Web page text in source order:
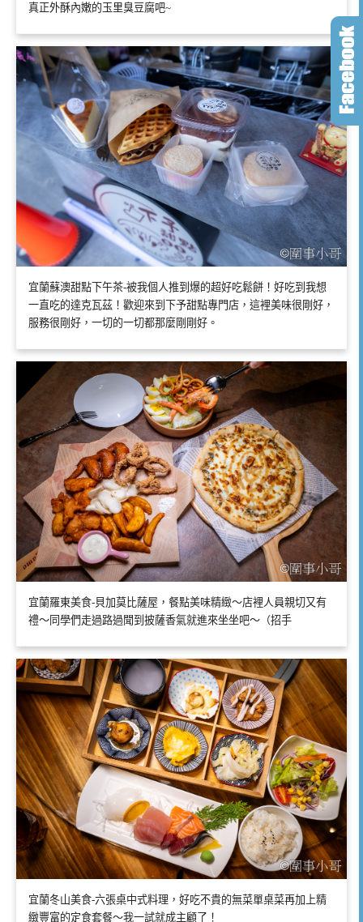
真正外酥內嫩的玉里臭豆腐吧~
宜蘭蘇澳甜點下午茶-被我個人推到爆的超好吃鬆餅！好吃到我想
一直吃的達克瓦茲！歡迎來到下予甜點專門店，這裡美味很剛好，
服務很剛好，一切的一切都那麼剛剛好。
宜蘭羅東美食-貝加莫比薩屋，餐點美味精緻～店裡人員親切又有
禮～同學們走過路過聞到披薩香氣就進來坐坐吧～（招手
宜蘭冬山美食-六張桌中式料理，好吃不貴的無菜單桌菜再加上精
緻豐富的定食套餐～我一試就成主顧了！